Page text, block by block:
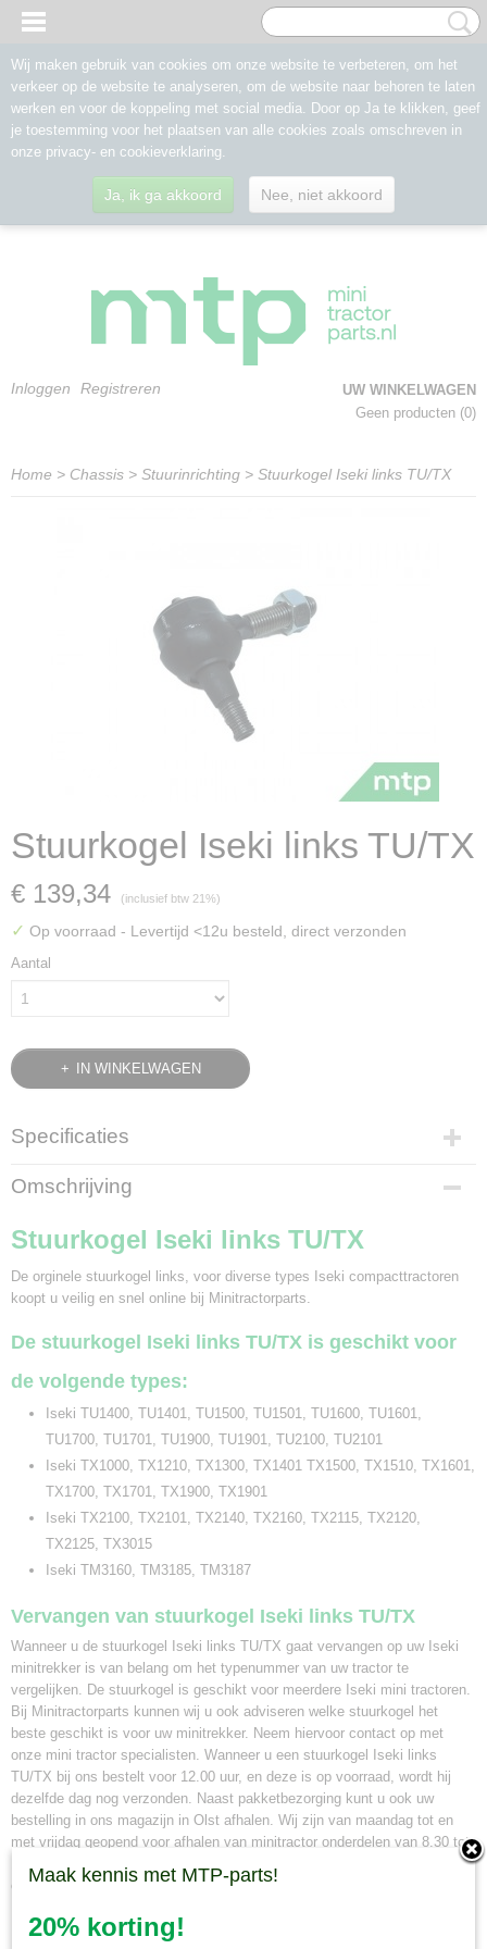
Inloggen Registreren
UW WINKELWAGEN
Geen producten (0)
Home > Chassis > Stuurinrichting > Stuurkogel Iseki links TU/TX
Stuurkogel Iseki links TU/TX
€ 139,34 (inclusief btw 21%)
✓ Op voorraad - Levertijd <12u besteld, direct verzonden
Aantal
IN WINKELWAGEN
Specificaties
Bruto gewicht
0,50 Kg
Omschrijving
Stuurkogel Iseki links TU/TX
De orginele stuurkogel links, voor diverse types Iseki compacttractoren
koopt u veilig en snel online bij Minitractorparts.
De stuurkogel Iseki links TU/TX is geschikt voor
de volgende types:
Iseki TU1400, TU1401, TU1500, TU1501, TU1600, TU1601,
TU1700, TU1701, TU1900, TU1901, TU2100, TU2101
Iseki TX1000, TX1210, TX1300, TX1401 TX1500, TX1510, TX1601,
TX1700, TX1701, TX1900, TX1901
Iseki TX2100, TX2101, TX2140, TX2160, TX2115, TX2120,
TX2125, TX3015
Iseki TM3160, TM3185, TM3187
Vervangen van stuurkogel Iseki links TU/TX
Wanneer u de stuurkogel Iseki links TU/TX gaat vervangen op uw Iseki
minitrekker is van belang om het typenummer van uw tractor te
vergelijken. De stuurkogel is geschikt voor meerdere Iseki mini tractoren.
Bij Minitractorparts kunnen wij u ook adviseren welke stuurkogel het
beste geschikt is voor uw minitrekker. Neem hiervoor contact op met
onze mini tractor specialisten. Wanneer u een stuurkogel Iseki links
TU/TX bij ons bestelt voor 12.00 uur, en deze is op voorraad, wordt hij
dezelfde dag nog verzonden. Naast pakketbezorging kunt u ook uw
bestelling in ons magazijn in Olst afhalen. Wij zijn van maandag tot en
met vrijdag geopend voor afhalen van minitractor onderdelen van 8.30 tot
16.30 uur. Maakt u hiervoor eerst een afspraak via whatsapp 0630381824
of per e-mail info@minitractorparts.nl, dan zijn wij u graag van dienst.
Minitractorparts.nl, uw leverancier voor
Wij maken gebruik van cookies om onze website te verbeteren, om het
verkeer op de website te analyseren, om de website naar behoren te laten
werken en voor de koppeling met social media. Door op Ja te klikken, geef
je toestemming voor het plaatsen van alle cookies zoals omschreven in
onze privacy- en cookieverklaring.
Ja, ik ga akkoord Nee, niet akkoord
Maak kennis met MTP-parts!
20% korting!